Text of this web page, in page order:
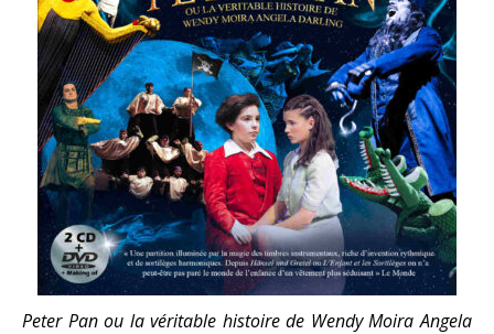
Peter Pan ou la véritable histoire de Wendy Moira Angela